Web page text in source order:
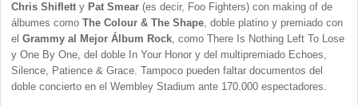
Chris Shiflett y Pat Smear (es decir, Foo Fighters) con making of de
álbumes como The Colour & The Shape, doble platino y premiado con
el Grammy al Mejor Álbum Rock, como There Is Nothing Left To Lose
y One By One, del doble In Your Honor y del multipremiado Echoes,
Silence, Patience & Grace. Tampoco pueden faltar documentos del
doble concierto en el Wembley Stadium ante 170.000 espectadores.